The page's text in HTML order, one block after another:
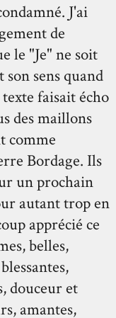
J'ai
de
le "Je" ne soit
sens quand
faisait écho
des maillons
comme
Bordage. Ils
un prochain
autant trop en
apprécié ce
belles,
douceur et
amantes,